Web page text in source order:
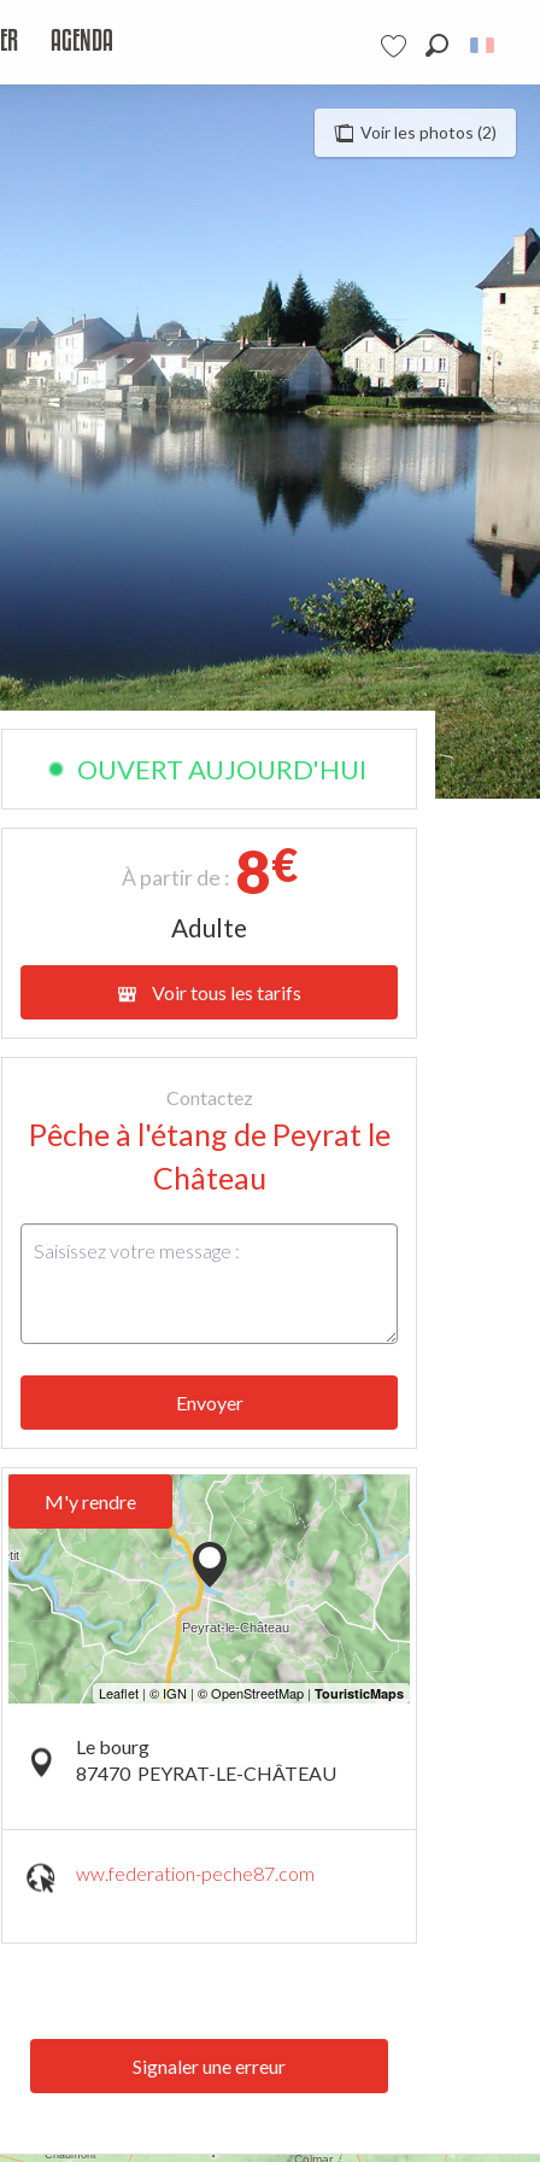
Voir les favoris
AGENDA
Voir les photos (2)
OUVERT AUJOURD'HUI
À partir de : 8€
Adulte
Voir tous les tarifs
Contactez
Pêche à l'étang de Peyrat le
Château
Envoyer
M'y rendre
Le bourg
87470 PEYRAT-LE-CHÂTEAU
ww.federation-peche87.com
Signaler une erreur